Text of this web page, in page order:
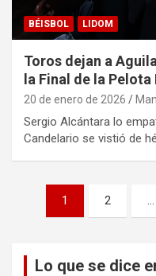
BÉISBOL LIDOM
Toros dejan a
la Final de la Pelota
20 de enero de 2026
Sergio Alcántara lo
Candelario se vistió de
Navegación
1 2 …
Lo que se dice